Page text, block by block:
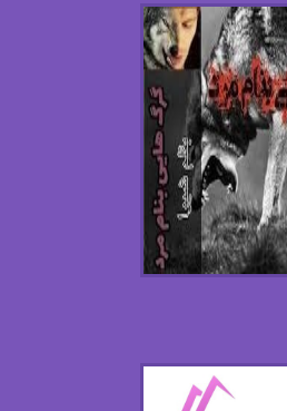
استل مسکم
اصغر زاده
اکرم محمدی
الف صاد
الکساندر دوما
الناز پاکپور‌
امیر فرهی